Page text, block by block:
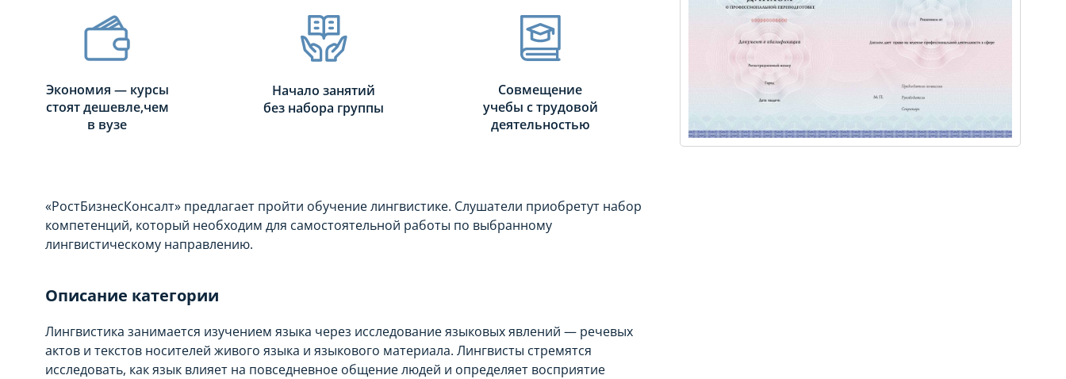
Экономия — курсы
стоят дешевле,чем
в вузе
Начало занятий
без набора группы
Совмещение
учебы с трудовой
деятельностью
«РостБизнесКонсалт» предлагает пройти обучение лингвистике. Слушатели приобретут набор
компетенций, который необходим для самостоятельной работы по выбранному
лингвистическому направлению.
Описание категории
Лингвистика занимается изучением языка через исследование языковых явлений — речевых
актов и текстов носителей живого языка и языкового материала. Лингвисты стремятся
исследовать, как язык влияет на повседневное общение людей и определяет восприятие